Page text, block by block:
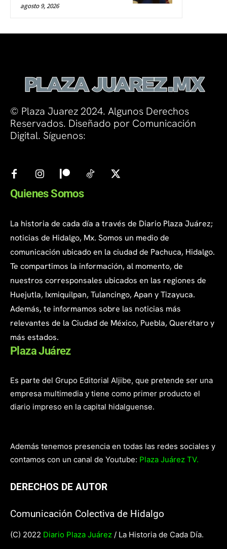
agosto 9, 2026
© Plaza Juarez 2024. Algunos Derechos
Reservados. Diseñado por Comunicación
Digital. Síguenos:
Quienes Somos
La historia de cada día a través de Diario Plaza Juárez;
noticias de Hidalgo, Mx. Somos un medio de
comunicación ubicado en la ciudad de Pachuca, Hidalgo.
Te compartimos la información, al momento, de
nuestros corresponsales ubicados en las regiones de
Huejutla, Ixmiquilpan, Tulancingo, Apan y Tizayuca.
Además, te informamos sobre las noticias más
relevantes de la Ciudad de México, Puebla, Querétaro y
más estados.
Plaza Juárez
Es parte del Grupo Editorial Aljibe, que pretende ser una
empresa multimedia y tiene como primer producto el
diario impreso en la capital hidalguense.
Además tenemos presencia en todas las redes sociales y
contamos con un canal de Youtube: Plaza Juárez TV.
DERECHOS DE AUTOR
Comunicación Colectiva de Hidalgo
(C) 2022 Diario Plaza Juárez / La Historia de Cada Día.